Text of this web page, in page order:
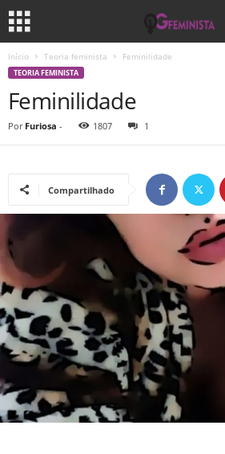
Início Teoria feminista Feminilidade
TEORIA FEMINISTA
Feminilidade
Por Furiosa - 1807 1
Compartilhado